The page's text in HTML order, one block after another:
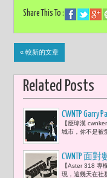
Share This To :
« 較新的文章
Related Posts
CWNTP
【應瑋漢
城市，你不是被
CWNTP 面
獎勵機制
【Aster 318 專
現，這幾天在社